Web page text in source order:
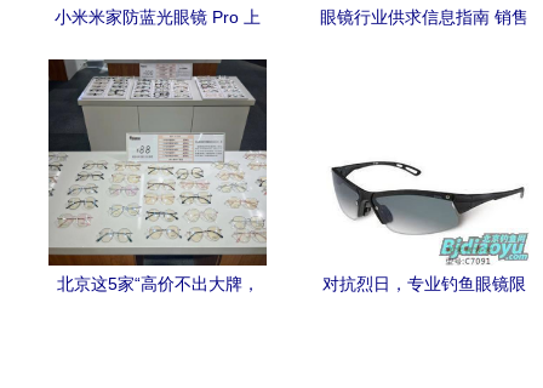
小米米家防蓝光眼镜 Pro 上
219 元的轻奢护眼之选
眼镜行业供求信息指南 销售
北京这5家“高价不出大牌，
对抗烈日，专业钓鱼眼镜限